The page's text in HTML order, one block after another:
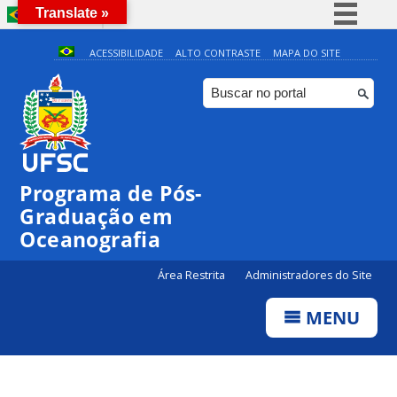
BRASIL
Simplifique!
Comunica BR
Participe
ACESSIBILIDADE ALTO CONTRASTE MAPA DO SITE
Programa de Pós-
Graduação em
Oceanografia
Área Restrita Administradores do Site
MENU
0:00
1:00
2:00
Translate »